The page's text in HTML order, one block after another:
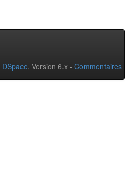
DSpace, Version 6.x - Commentaires